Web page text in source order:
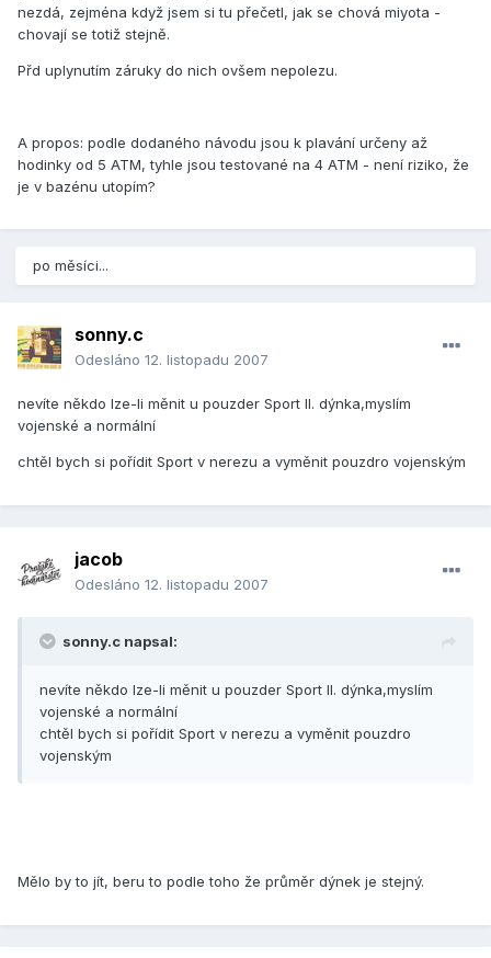
nezdá, zejména když jsem si tu přečetl, jak se chová miyota -
chovají se totiž stejně.
Přd uplynutím záruky do nich ovšem nepolezu.
A propos: podle dodaného návodu jsou k plavání určeny až
hodinky od 5 ATM, tyhle jsou testované na 4 ATM - není riziko, že
je v bazénu utopím?
po měsíci...
sonny.c
Odesláno 12. listopadu 2007
nevíte někdo lze-li měnit u pouzder Sport II. dýnka,myslím
vojenské a normální
chtěl bych si pořídit Sport v nerezu a vyměnit pouzdro vojenským
jacob
Odesláno 12. listopadu 2007
sonny.c napsal:
nevíte někdo lze-li měnit u pouzder Sport II. dýnka,myslím
vojenské a normální
chtěl bych si pořídit Sport v nerezu a vyměnit pouzdro
vojenským
Mělo by to jít, beru to podle toho že průměr dýnek je stejný.